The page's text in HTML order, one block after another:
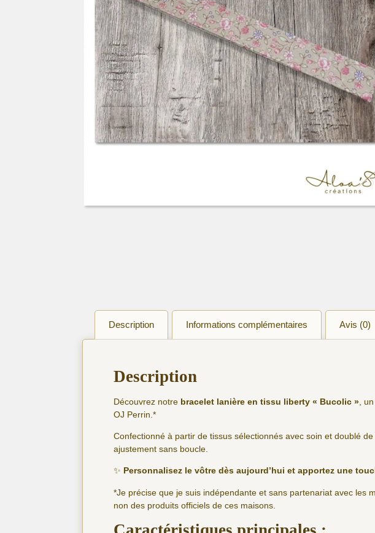
Description Informations complémentaires Avis (0)
Description
Découvrez notre bracelet lanière en tissu liberty « Bucolic » ,
OJ Perrin.*
Confectionné à partir de tissus sélectionnés avec soin et doublé
ajustement sans boucle.
✨ Personnalisez le vôtre dès aujourd’hui et apportez une
*Je précise que je suis indépendante et sans partenariat avec les
non des produits officiels de ces maisons.